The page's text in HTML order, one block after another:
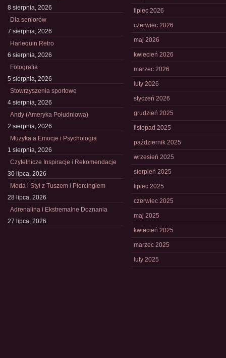
8 sierpnia, 2026
Dla seniorów
7 sierpnia, 2026
Harlequin Retro
6 sierpnia, 2026
Fotografia
5 sierpnia, 2026
Stowrzyszenia sportowe
4 sierpnia, 2026
Andy (Ameryka Południowa)
2 sierpnia, 2026
Muzyka a Emocje i Psychologia
1 sierpnia, 2026
Czytelnicze Inspiracje i Rekomendacje
30 lipca, 2026
Moda i Styl z Tuszem i Piercingiem
28 lipca, 2026
Adrenalina i Ekstremalne Doznania
27 lipca, 2026
lipiec 2026
czerwiec 2026
maj 2026
kwiecień 2026
marzec 2026
luty 2026
styczeń 2026
grudzień 2025
listopad 2025
październik 2025
wrzesień 2025
sierpień 2025
lipiec 2025
czerwiec 2025
maj 2025
kwiecień 2025
marzec 2025
luty 2025